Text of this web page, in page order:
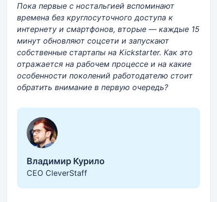
Пока первые с ностальгией вспоминают
времена без круглосуточного доступа к
интернету и ​смартфонов, вторые — каждые 15
минут обновляют соцсети и запускают
собственные стартапы на Kickstarter. Как это
отражается на рабочем процессе и на какие
особенности поколений работодателю стоит
обратить внимание в первую очередь?
Владимир Курило
CEO CleverStaff